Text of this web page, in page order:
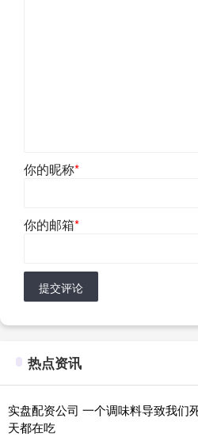
你的昵称*
你的邮箱*
提交评论
热点资讯
实盘配资公司 一个调味料导致我们
天都在吃